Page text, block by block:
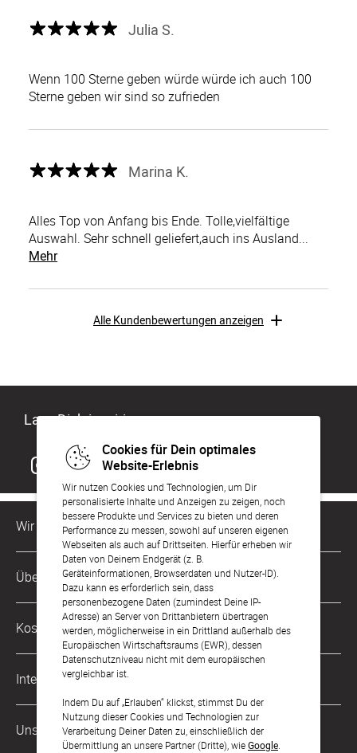
Cookies für Dein optimales
Website-Erlebnis
Wir nutzen Cookies und Technologien, um Dir
personalisierte Inhalte und Anzeigen zu zeigen, noch
bessere Produkte und Services zu bieten und deren
Performance zu messen, sowohl auf unseren eigenen
Webseiten als auch auf Drittseiten. Hierfür erheben wir
Daten von Deinem Endgerät (z. B.
Geräteinformationen, Browserdaten und Nutzer-ID).
Dazu kann es erforderlich sein, dass
personenbezogene Daten (zumindest Deine IP-
Adresse) an Server von Drittanbietern übertragen
werden, möglicherweise in ein Drittland außerhalb des
Europäischen Wirtschaftsraums (EWR), dessen
Datenschutzniveau nicht mit dem europäischen
vergleichbar ist.
Indem Du auf „Erlauben“ klickst, stimmst Du der
Nutzung dieser Cookies und Technologien zur
Verarbeitung Deiner Daten zu, einschließlich der
Übermittlung an unsere Partner (Dritte), wieGoogle
Julia S.
Wenn 100 Sterne geben würde würde ich auch 100
Sterne geben wir sind so zufrieden
Marina K.
Alles Top von Anfang bis Ende. Tolle,vielfältige
Auswahl. Sehr schnell geliefert,auch ins Ausland...
Mehr
Alle Kundenbewertungen anzeigen
Lass Dich inspirieren
Wir sind für Dich da
Kundenservice-Hotline
0221 956 725 10
Mo. - Fr. von 9 bis 17 Uhr
kontakt@sendmoments.de
Über Uns
Philosophie
Karriere
Impressum
AGB & Widerrufsrecht
Zahlung & Versand
Kostenlose Services
Musterkarten
Digitale Fotoalben
Digitale Gästelisten
International
Österreich
Schweiz
Unsere Zahlungsarten